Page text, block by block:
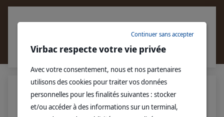
Boîte de 24 sachets de 100 g
DIAPROOF PRO
Boîte de 1 kg
Virbac respecte votre vie privée
Avec votre consentement, nous et nos partenaires
utilisons des cookies pour traiter vos données
personnelles pour les finalités suivantes : stocker
et/ou accéder à des informations sur un terminal,
Continuer sans accepter